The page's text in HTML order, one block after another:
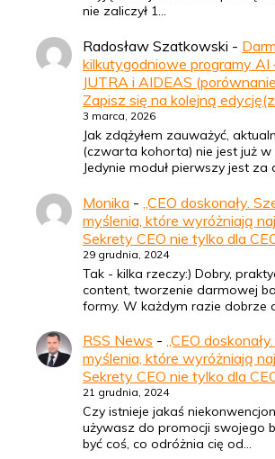
nie zaliczył 1…
Radosław Szatkowski -
kilkutygodniowe programy AI
JUTRA i AIDEAS
Zapisz się na kolejną
3 marca, 2026
Jak zdążyłem zauważyć,
(czwarta kohorta) nie jest już w
Jedynie moduł pierwszy jest za
Monika - „CEO doskonały.
myślenia, które wyróżniają
Sekrety CEO nie tylko dla
29 grudnia, 2024
Tak - kilka rzeczy:) Dobry,
content, tworzenie darmowej
formy. W każdym razie dobrze
RSS News - „CEO
myślenia, które wyróżniają
Sekrety CEO nie tylko dla
21 grudnia, 2024
Czy istnieje jakaś
używasz do promocji swojego
być coś, co odróżnia cię od…